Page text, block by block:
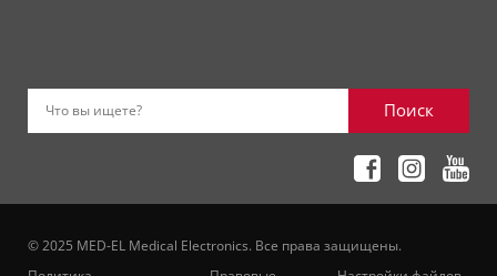
Что вы ищете? Поиск
© 2025 MED-EL Medical Electronics. Все права защищены.